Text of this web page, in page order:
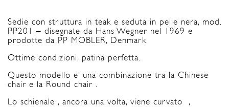
Sedie con struttura in teak e seduta in pelle nera, mod.
PP201 – disegnate da Hans Wegner nel 1969 e
prodotte da PP MOBLER, Denmark.
Ottime condizioni, patina perfetta.
Questo modello e’ una combinazione tra la Chinese
chair e la Round chair .
Lo schienale , ancora una volta, viene curvato ,